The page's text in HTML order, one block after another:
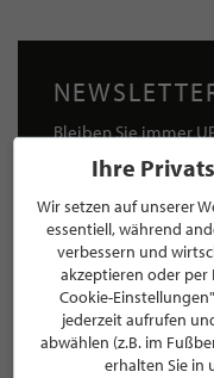
Bleiben Sie immer
unseren
von exklusiven
Mit der Anmeldung
unseren
ist jederzeit möglich.
Ihre
Wir setzen auf unserer
essentiell, während
verbessern und
akzeptieren oder per
Cookie-
jederzeit aufrufen
abwählen (z.B. im
erhalten Sie in